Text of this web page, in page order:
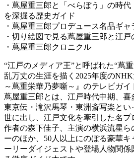
・蔦屋重三郎と「べらぼう」の時
を深掘る歴史ガイド
・蔦屋重三郎プロデュース名品ギャ
・切り絵図で見る蔦屋重三郎と江戸
・蔦屋重三郎クロニクル
“江戸のメディア王”と呼ばれた“蔦
乱万丈の生涯を描く2025年度の
～蔦重栄華乃夢噺～』のテレビガイ
蔦屋重三郎とは、江戸時代中期、
東京伝・滝沢馬琴・東洲斎写楽と
世に出し、江戸文化を牽引した名プ
作者の森下佳子、主演の横浜流星ら
ーのほか、50人以上にのぼる豪華キ
ーリーダイジェストや登場人物関